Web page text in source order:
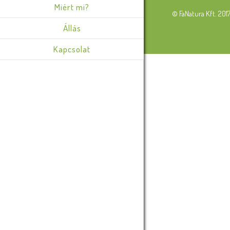
Miért mi?
Állás
Kapcsolat
© FaNatura Kft.